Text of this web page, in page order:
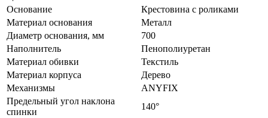
Основание
Крестовина с роликами
Материал основания
Металл
Диаметр основания, мм
700
Наполнитель
Пенополиуретан
Материал обивки
Текстиль
Материал корпуса
Дерево
Механизмы
ANYFIX
Предельный угол наклона
спинки
140°